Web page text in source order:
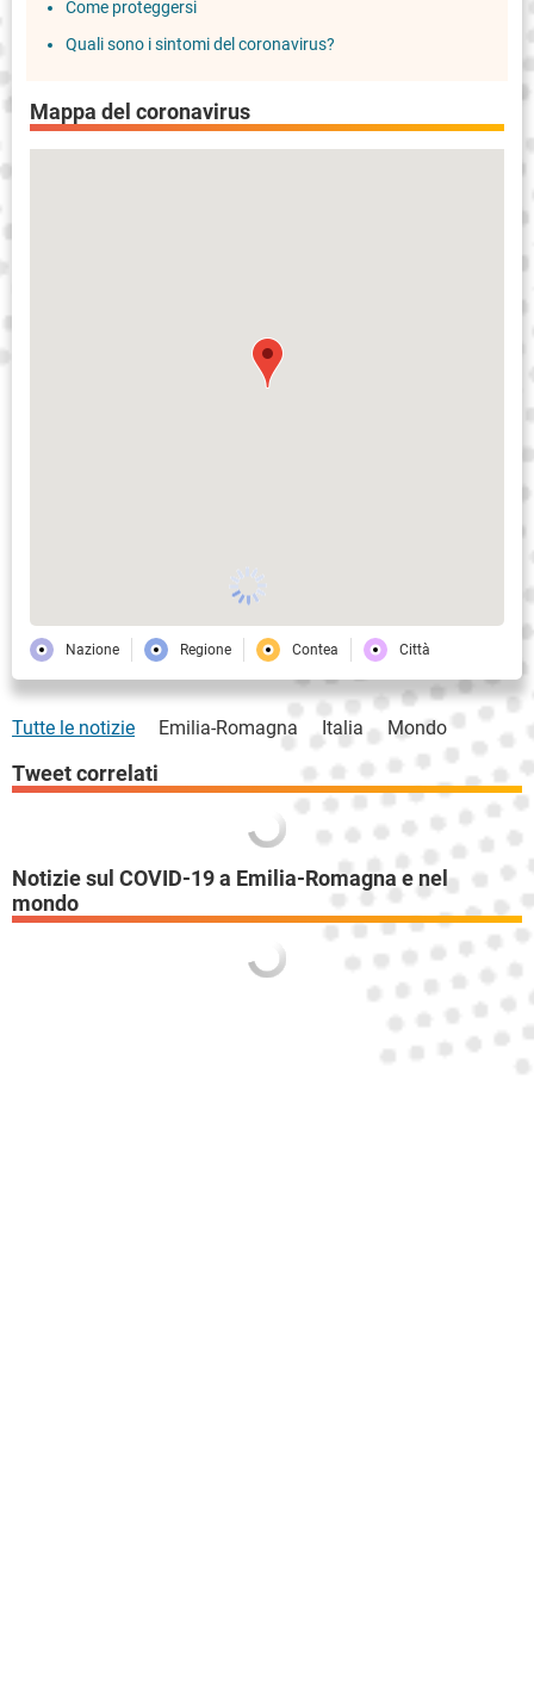
Come proteggersi
Quali sono i sintomi del coronavirus?
Mappa del coronavirus
Nazione Regione Contea Città
Tutte le notizie Emilia-Romagna Italia Mondo
Notizie sul COVID-19 a Emilia-Romagna e nel
mondo
Tweet correlati